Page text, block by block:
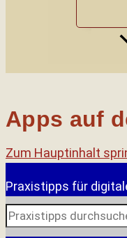
Apps auf
Zum Hauptinhalt
Praxistipps für